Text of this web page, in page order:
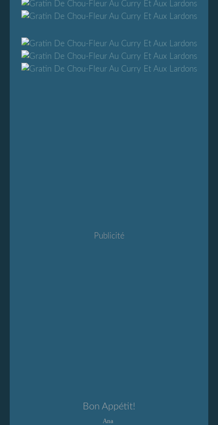
Publicité
Bon Appétit!
Ana